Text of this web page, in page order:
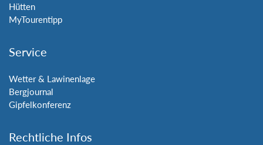
Hütten
MyTourentipp
Service
Wetter & Lawinenlage
Bergjournal
Gipfelkonferenz
Rechtliche Infos